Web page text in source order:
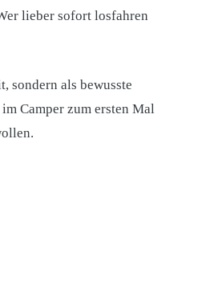
lieber sofort losfahren
sondern als bewusste
Camper zum ersten Mal